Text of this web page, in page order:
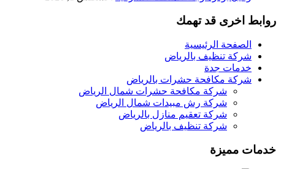
روابط اخرى قد تهمك
الصفحة الرئيسية
شركة تنظيف بالرياض
خدمات جدة
شركة مكافحة حشرات بالرياض
شركة مكافحة حشرات شمال الرياض
شركة رش مبيدات شمال الرياض
شركة تعقيم منازل بالرياض
شركة تنظيف بالرياض
خدمات مميزة